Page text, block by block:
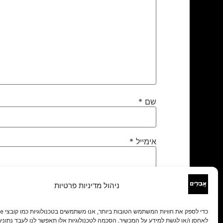
ניהול מדיניות פרטיות
לאחסן ו/או לגשת למידע על המכשיר. הסכמה לטכנולוגיות אלו תאפשר לנו לעבד
שם *
אימייל *